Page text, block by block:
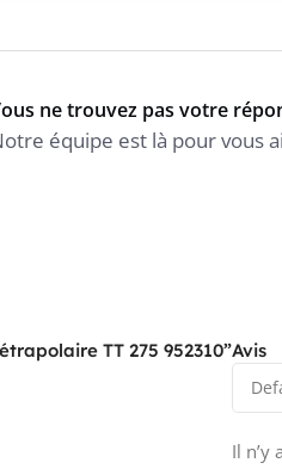
ne trouvez pas votre
équipe est là pour vous
Avis
Il n’y
TT 275 952310”